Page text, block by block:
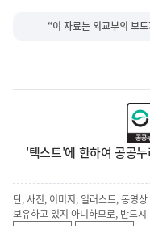
“이 자료는 외교부의 보
'텍스트'에 한하여 공공
단, 사진, 이미지, 일러스트, 동영
보유하고 있지 아니하므로, 반드